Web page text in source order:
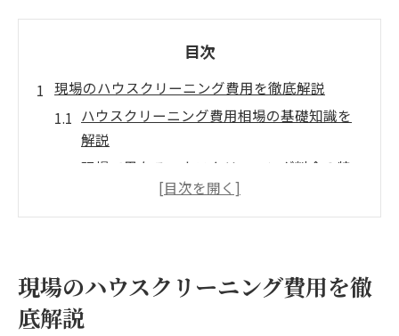
目次
現場のハウスクリーニング費用を徹底解説
ハウスクリーニング費用相場の基礎知識を
解説
現場で異なるハウスクリーニング料金の特
追加料金を防ぐ見積もりのポイントを紹介
火事や煤のクリーニング費用も押さえよう
自分で挑戦？プロによるハウスクリーニングの
実力
現場のハウスクリーニング費用を徹
底解説